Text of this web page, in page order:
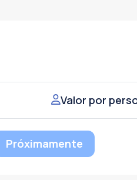
Valor por
Próximamente